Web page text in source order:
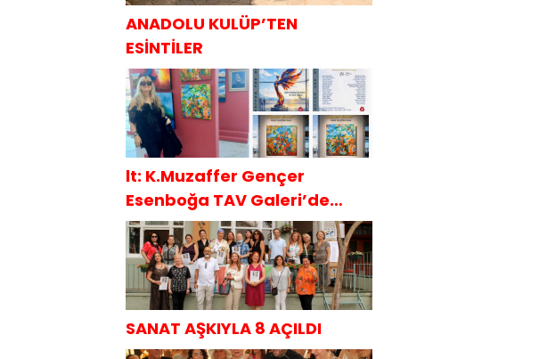
ANADOLU KULÜP’TEN
ESİNTİLER
lt: K.Muzaffer Gençer
Esenboğa TAV Galeri’de
SAKÜDER İle
SANAT AŞKIYLA 8 AÇILDI